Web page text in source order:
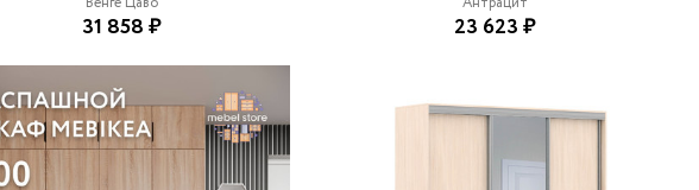
31 858 ₽ 23 623 ₽